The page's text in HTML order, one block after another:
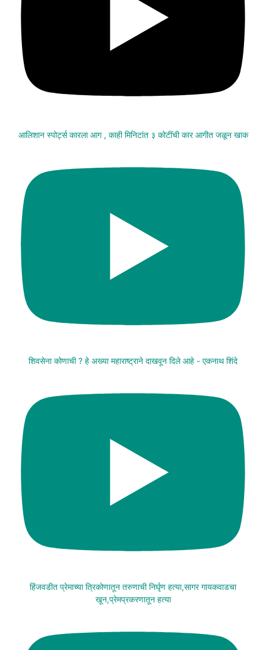
आलिशान स्पोर्ट्स कारला आग , काही मिनिटांत ३ कोटींची कार आगीत जळून खाक
शिवसेना कोणाची ? हे अख्या महाराष्ट्राने दाखवून दिले आहे - एकनाथ शिंदे
हिंजवडीत प्रेमाच्या त्रिकोणातून तरुणाची निर्घृण हत्या,सागर गायकवाडचा
खून,प्रेमप्रकरणातून हत्या